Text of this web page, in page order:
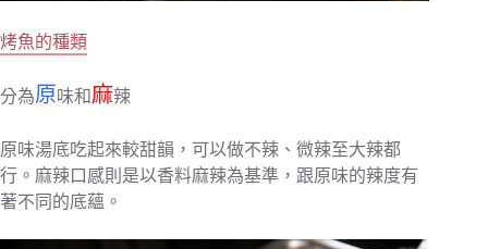
烤魚的種類
分為原 味和麻辣
原味湯底吃起來較甜韻，可以做不辣、微辣至大辣都
行。麻辣口感則是以香料麻辣為基準，跟原味的辣度有
著不同的底蘊。